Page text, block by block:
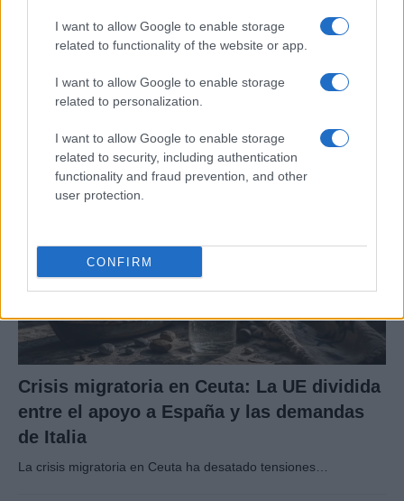
I want to allow Google to enable storage
related to functionality of the website or app.
I want to allow Google to enable storage
related to personalization.
I want to allow Google to enable storage
related to security, including authentication
functionality and fraud prevention, and other
user protection.
CONFIRM
Cómo la política exterior de Trump está
transformando las posturas de los
seguidores de MAGA
Los influencers del movimiento MAGA están revisando sus…
Crisis migratoria en Ceuta: La UE dividida
entre el apoyo a España y las demandas
de Italia
La crisis migratoria en Ceuta ha desatado tensiones…